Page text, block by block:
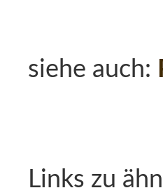
siehe auch:
Links zu